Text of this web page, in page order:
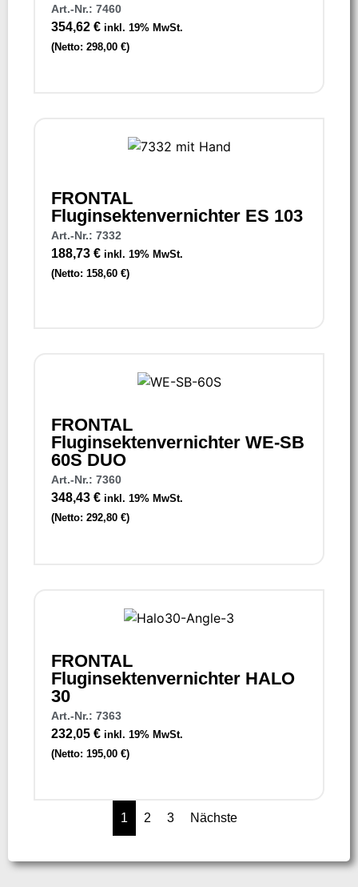
Art.-Nr.: 7460
354,62 € inkl. 19% MwSt.
(Netto: 298,00 €)
FRONTAL
Fluginsektenvernichter ES 103
Art.-Nr.: 7332
188,73 € inkl. 19% MwSt.
(Netto: 158,60 €)
FRONTAL
Fluginsektenvernichter WE-SB
60S DUO
Art.-Nr.: 7360
348,43 € inkl. 19% MwSt.
(Netto: 292,80 €)
FRONTAL
Fluginsektenvernichter HALO
30
Art.-Nr.: 7363
232,05 € inkl. 19% MwSt.
(Netto: 195,00 €)
1 2 3 Nächste